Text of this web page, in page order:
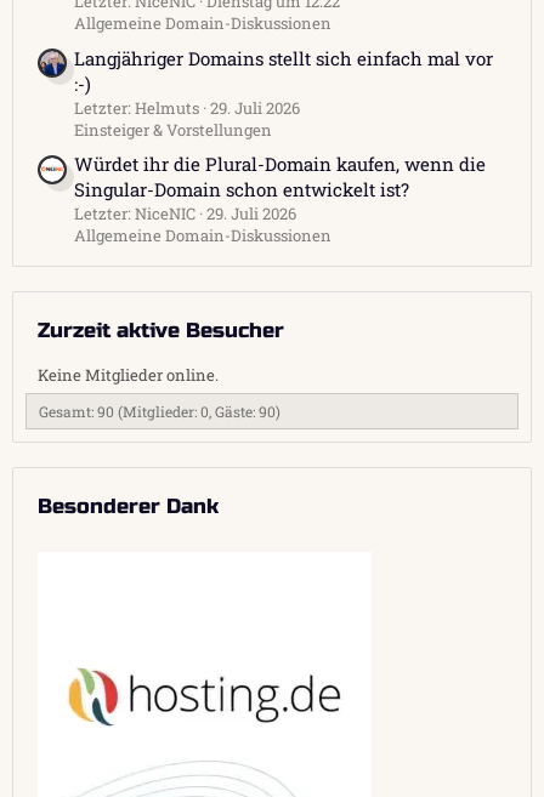
Allgemeine Domain-Diskussionen
Langjähriger Domains stellt sich einfach mal vor
:-)
Letzter: Helmuts 29. Juli 2026
Einsteiger & Vorstellungen
Würdet ihr die Plural-Domain kaufen, wenn die
Singular-Domain schon entwickelt ist?
Letzter: NiceNIC 29. Juli 2026
Allgemeine Domain-Diskussionen
Zurzeit aktive Besucher
Keine Mitglieder online.
Gesamt: 90 (Mitglieder: 0, Gäste: 90)
Besonderer Dank